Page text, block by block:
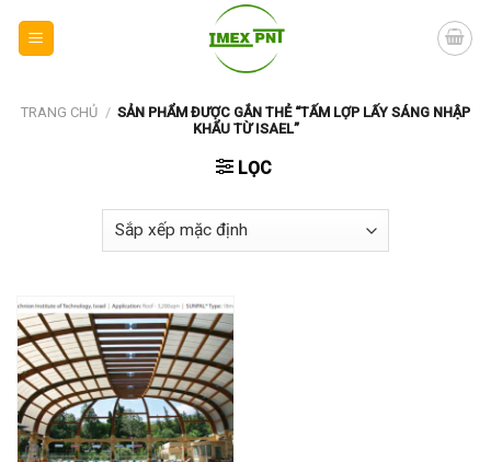
TRANG CHỦ / SẢN PHẨM ĐƯỢC GẮN THẺ “TẤM LỢP LẤY SÁNG NHẬP
KHẨU TỪ ISAEL”
LỌC